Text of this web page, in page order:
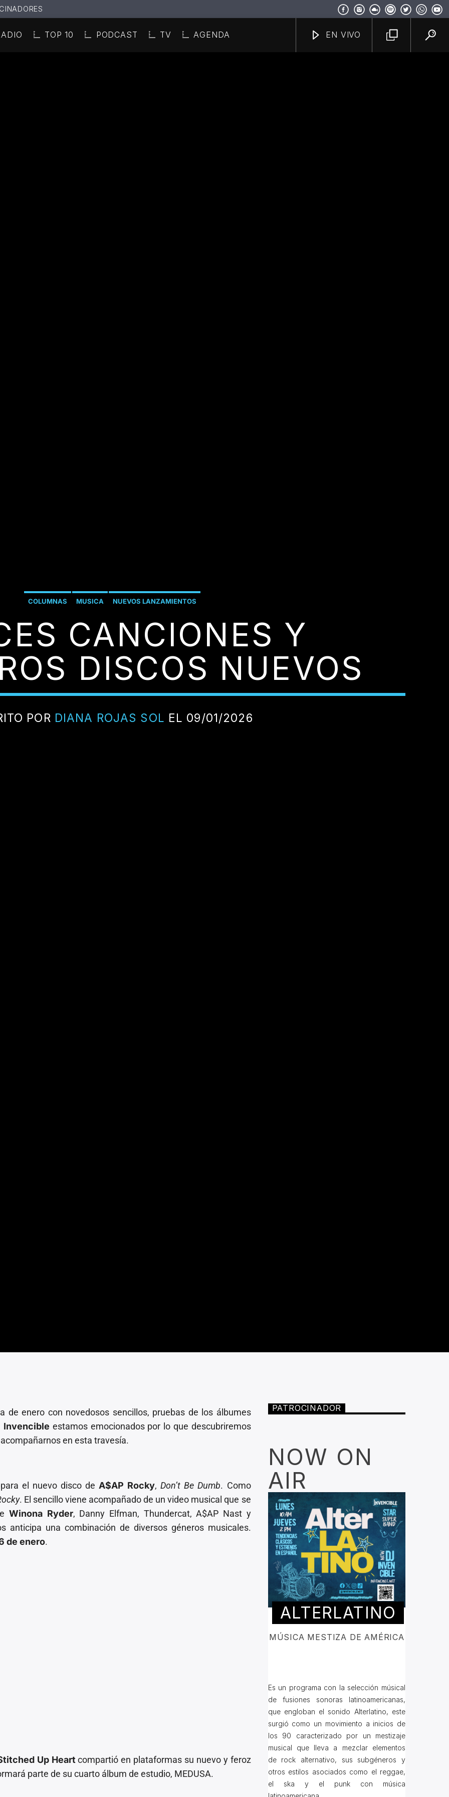
TOP 10 PODCAST TV AGENDA EN VIVO
COLUMNAS MUSICA NUEVOS LANZAMIENTOS
CANCIONES Y
DISCOS NUEVOS
POR DIANA ROJAS SOL EL 09/01/2026
de enero con novedosos sencillos, pruebas de los álbumes
Invencible estamos emocionados por lo que descubriremos
en esta travesía.
el nuevo disco de A$AP Rocky,Don’t Be Dumb. Como
. El sencillo viene acompañado de un video musical que se
Winona Ryder, Danny Elfman, Thundercat, A$AP Nast y
anticipa una combinación de diversos géneros musicales.
de enero.
Up Heartcompartió en plataformas su nuevo y feroz
parte de su cuarto álbum de estudio, MEDUSA.
PATROCINADOR
NOW ON
AIR
ALTERLATINO
MÚSICA MESTIZA DE AMÉRICA
Es un programa con la selección músical
de fusiones sonoras latinoamericanas,
que engloban el sonido Alterlatino, este
surgió como un movimiento a inicios de
los 90 caracterizado por un mestizaje
musical que lleva a mezclar elementos
de rock alternativo, sus subgéneros y
otros estilos asociados como el reggae,
el ska y el punk con música